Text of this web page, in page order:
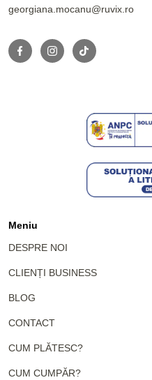
georgiana.mocanu@ruvix.ro
Meniu
DESPRE NOI
CLIENȚI BUSINESS
BLOG
CONTACT
CUM PLĂTESC?
CUM CUMPĂR?